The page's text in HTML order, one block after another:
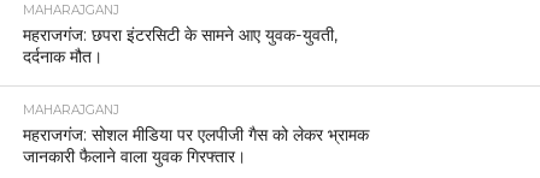
MAHARAJGANJ
महराजगंज: छपरा इंटरसिटी के सामने आए युवक-युवती,
दर्दनाक मौत।
MAHARAJGANJ
महराजगंज: सोशल मीडिया पर एलपीजी गैस को लेकर भ्रामक
जानकारी फैलाने वाला युवक गिरफ्तार।